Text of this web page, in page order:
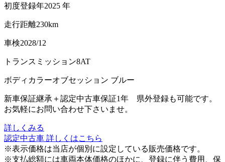
初度登録年2025 年
走行距離230km
車検2028/12
トランスミッション8AT
ボディカラーオブセッション ブルー
新車保証継承＋認定中古車保証1年 県外登録も可能です。
お気軽にお問い合わせ下さいませ。
詳しくみる
認定中古車 詳しくはこちら
※表示価格は当店が個別に設定している販売価格です。
※支払総額には車両本体価格のほかに、登録に伴う費用、保